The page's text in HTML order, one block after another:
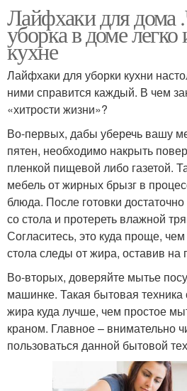
Лайфхаки для дома
уборка в доме
кухне
Лайфхаки для уборки кухни
ними справится каждый. В чем
«хитрости жизни»?
Во-первых, дабы уберечь вашу
пятен, необходимо накрыть
пленкой пищевой либо газетой.
мебель от жирных брызг в
блюда. После готовки
со стола и протереть влажной
Согласитесь, это куда проще,
стола следы от жира, оставив
Во-вторых, доверяйте мытье
машинке. Такая бытовая техника
жира куда лучше, чем простое
краном. Главное – внимательно
пользоваться данной бытовой